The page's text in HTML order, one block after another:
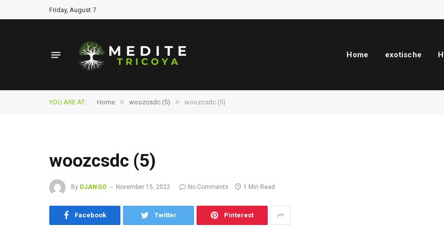
Friday, August 7
Home exotische
YOU ARE AT: Home » woozcsdc (5) » woozcsdc (5)
woozcsdc (5)
By DJANGO November 15, 2022 No Comments 1 Min Read
Facebook Twitter Pinterest